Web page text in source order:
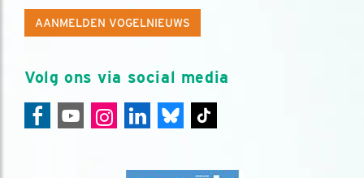
AANMELDEN VOGELNIEUWS
Volg ons via social media